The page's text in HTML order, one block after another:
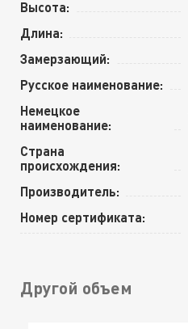
Высота:
Длина:
Замерзающий:
Русское наименование:
Немецкое
наименование:
Страна
происхождения:
Производитель:
Номер сертификата:
Другой объем